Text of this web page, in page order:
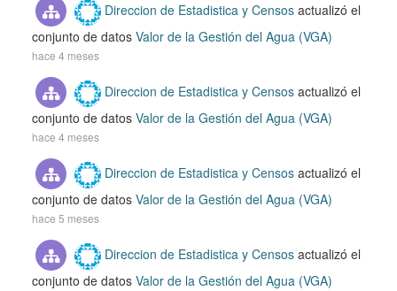
Direccion de Estadistica y Censos actualizó el
conjunto de datos Valor de la Gestión del Agua (VGA)
hace 4 meses
Direccion de Estadistica y Censos actualizó el
conjunto de datos Valor de la Gestión del Agua (VGA)
hace 4 meses
Direccion de Estadistica y Censos actualizó el
conjunto de datos Valor de la Gestión del Agua (VGA)
hace 5 meses
Direccion de Estadistica y Censos actualizó el
conjunto de datos Valor de la Gestión del Agua (VGA)